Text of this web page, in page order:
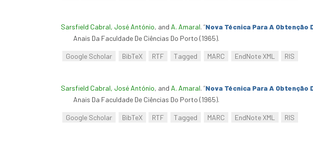
Sarsfield Cabral, José António, and A. Amaral. “Nova Técnica Para A
Anais Da Faculdade De Ciências Do Porto (1965).
Google Scholar BibTeX RTF Tagged MARC EndNote XML RIS
Sarsfield Cabral, José António, and A. Amaral. “Nova Técnica Para A
Anais Da Faculdade De Ciências Do Porto (1965).
Google Scholar BibTeX RTF Tagged MARC EndNote XML RIS